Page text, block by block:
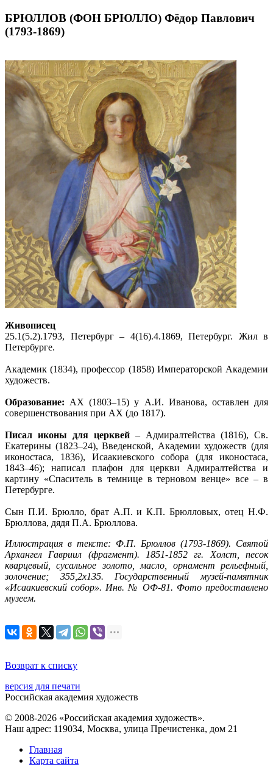
БРЮЛЛОВ (ФОН БРЮЛЛО) Фёдор Павлович
(1793-1869)
Живописец
25.1(5.2).1793, Петербург – 4(16).4.1869, Петербург. Жил в
Петербурге.
Академик (1834), профессор (1858) Императорской Академии
художеств.
Образование: АХ (1803–15) у А.И. Иванова, оставлен для
совершенствования при АХ (до 1817).
Писал иконы для церквей – Адмиралтейства (1816), Св.
Екатерины (1823–24), Введенской, Академии художеств (для
иконостаса, 1836), Исаакиевского собора (для иконостаса,
1843–46); написал плафон для церкви Адмиралтейства и
картину «Спаситель в темнице в терновом венце» все – в
Петербурге.
Сын П.И. Брюлло, брат А.П. и К.П. Брюлловых, отец Н.Ф.
Брюллова, дядя П.А. Брюллова.
Иллюстрация в тексте: Ф.П. Брюллов (1793-1869). Святой
Архангел Гавриил (фрагмент). 1851-1852 гг. Холст, песок
кварцевый, сусальное золото, масло, орнамент рельефный,
золочение; 355,2х135. Государственный музей-памятник
«Исаакиевский собор». Инв. № ОФ-81. Фото предоставлено
музеем.
Возврат к списку
версия для печати
Российская академия художеств
© 2008-2026 «Российская академия художеств».
Наш адрес: 119034, Москва, улица Пречистенка, дом 21
Главная
Карта сайта